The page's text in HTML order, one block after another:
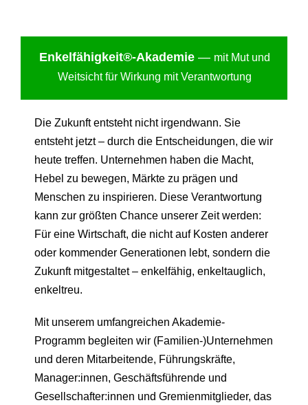
Enkelfähigkeit®-Akademie — mit Mut und
Weitsicht für Wirkung mit Verantwortung
Die Zukunft entsteht nicht irgendwann. Sie
entsteht jetzt – durch die Entscheidungen, die wir
heute treffen. Unternehmen haben die Macht,
Hebel zu bewegen, Märkte zu prägen und
Menschen zu inspirieren. Diese Verantwortung
kann zur größten Chance unserer Zeit werden:
Für eine Wirtschaft, die nicht auf Kosten anderer
oder kommender Generationen lebt, sondern die
Zukunft mitgestaltet – enkelfähig, enkeltauglich,
enkeltreu.
Mit unserem umfangreichen Akademie-
Programm begleiten wir (Familien-)Unternehmen
und deren Mitarbeitende, Führungskräfte,
Manager:innen, Geschäftsführende und
Gesellschafter:innen und Gremienmitglieder, das